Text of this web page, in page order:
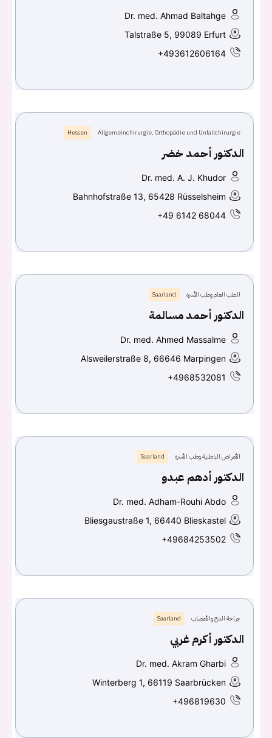
Dr. med. Ahmad Baltahge
Talstraße 5, 99089 Erfurt
+493612606164
Allgemeinchirurgie, Orthopädie und Unfallchirurgie
Hessen
الدكتور أحمد خضر
Dr. med. A. J. Khudor
Bahnhofstraße 13, 65428 Rüsselsheim
+49 6142 68044
الطب العام وطب الأسرة Saarland
الدكتور أحمد مسالمة
Dr. med. Ahmed Massalme
Alsweilerstraße 8, 66646 Marpingen
+4968532081
الأمراض الباطنية وطب الأسرة Saarland
الدكتور أدهم عبدو
Dr. med. Adham-Rouhi Abdo
Bliesgaustraße 1, 66440 Blieskastel
+49684253502
جراحة المخ والأعصاب Saarland
الدكتور أكرم غربي
Dr. med. Akram Gharbi
Winterberg 1, 66119 Saarbrücken
+496819630